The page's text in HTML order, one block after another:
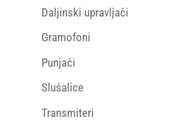
Daljinski upravljači
Gramofoni
Punjači
Slušalice
Transmiteri